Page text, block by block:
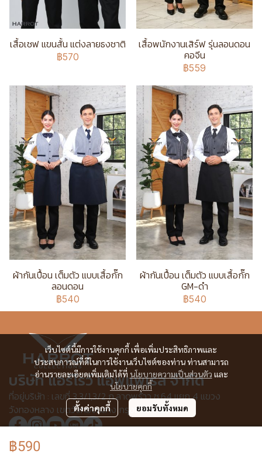
เสื้อเชฟ แขนสั้น แต่งลายธงชาติ
฿570
เสื้อพนักงานเสิร์ฟ รุ่นลอนดอน
คอจีน
฿559
ผ้ากันเปื้อน เต็มตัว แบบเสื้อกั๊ก
ลอนดอน
฿540
ผ้ากันเปื้อน เต็มตัว แบบเสื้อกั๊ก
GM-ดำ
฿540
฿590
เว็บไซต์นี้มีการใช้งานคุกกี้ เพื่อเพิ่มประสิทธิภาพและ
ประสบการณ์ที่ดีในการใช้งานเว็บไซต์ของท่าน ท่านสามารถ
อ่านรายละเอียดเพิ่มเติมได้ที่ นโยบายความเป็นส่วนตัว และ
นโยบายคุกกี้
ตั้งค่าคุกกี้ ยอมรับทั้งหมด
บริษัท แอร์โรว์ แอพแพเรล จำกัด
ที่อยู่บริษัท : เลขที่ 3,3/1,3/2 ก.ลาดพร้าว ซ.64 แยก 4 แขวง
วังทองหลาง เขตวังทองหลาง กรุงเทพฯ 10310